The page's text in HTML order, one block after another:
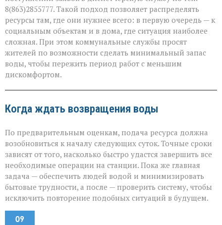
8(863)2855777. Такой подход позволяет распределять
ресурсы там, где они нужнее всего: в первую очередь — к
социальным объектам и в дома, где ситуация наиболее
сложная. При этом коммунальные службы просят
жителей по возможности сделать минимальный запас
воды, чтобы пережить период работ с меньшим
дискомфортом.
Когда ждать возвращения воды
По предварительным оценкам, подача ресурса должна
возобновиться к началу следующих суток. Точные сроки
зависят от того, насколько быстро удастся завершить все
необходимые операции на станции. Пока же главная
задача — обеспечить людей водой и минимизировать
бытовые трудности, а после — проверить систему, чтобы
исключить повторение подобных ситуаций в будущем.
09